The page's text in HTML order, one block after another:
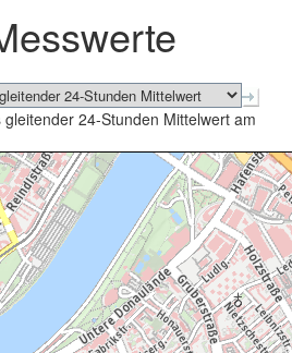
schließen
gleitender 24-Stunden Mittelwert am